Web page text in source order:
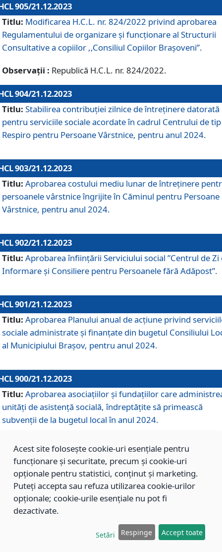
905/21.12.2023
Titlu: Modificarea H.C.L. nr. 824/2022 privind aprobarea
Regulamentului de organizare şi funcţionare al Structurii
Consultative a copiilor ,,Consiliul Copiilor Braşoveni”.
Observații : Republică H.C.L. nr. 824/2022.
904/21.12.2023
Titlu: Stabilirea contribuţiei zilnice de întreținere datorată
pentru serviciile sociale acordate în cadrul Centrului de tip
Respiro pentru Persoane Vârstnice, pentru anul 2024.
903/21.12.2023
Titlu: Aprobarea costului mediu lunar de întreţinere
persoanele vârstnice îngrijite în Căminul pentru Persoane
Vârstnice, pentru anul 2024.
902/21.12.2023
Titlu: Aprobarea înființării Serviciului social ”Centrul de Zi
Informare și Consiliere pentru Persoanele fără Adăpost”.
901/21.12.2023
Titlu: Aprobarea Planului anual de acțiune privind
sociale administrate și finanțate din bugetul Consiliului
al Municipiului Brașov, pentru anul 2024.
900/21.12.2023
Titlu: Aprobarea asociațiilor şi fundațiilor care
unități de asistenţă socială, îndreptăţite să primească
subvenţii de la bugetul local în anul 2024.
899/21.12.2023
Aprobarea standardelor de cost pentru serviciile
sociale furnizate în cadrul Direcției de Asistență Socială
Brașov, pentru anul 2024.
Modificarea Anexei la H.C.L. nr. 91 din 09.02.2018,
Acest site folosește cookie-uri esențiale pentru
funcționare și securitate, precum și cookie-uri
opționale pentru statistici, conținut și marketing.
Puteți accepta sau refuza utilizarea cookie-urilor
opționale; cookie-urile esențiale nu pot fi
dezactivate.
Setări Respinge Accept toate